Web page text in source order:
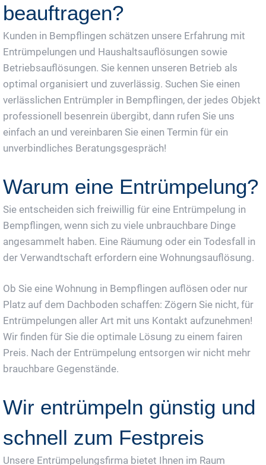
beauftragen?
Kunden in Bempflingen schätzen unsere Erfahrung mit
Entrümpelungen und Haushaltsauflösungen sowie
Betriebsauflösungen. Sie kennen unseren Betrieb als
optimal organisiert und zuverlässig. Suchen Sie einen
verlässlichen Entrümpler in Bempflingen, der jedes Objekt
professionell besenrein übergibt, dann rufen Sie uns
einfach an und vereinbaren Sie einen Termin für ein
unverbindliches Beratungsgespräch!
Warum eine Entrümpelung?
Sie entscheiden sich freiwillig für eine Entrümpelung in
Bempflingen, wenn sich zu viele unbrauchbare Dinge
angesammelt haben. Eine Räumung oder ein Todesfall in
der Verwandtschaft erfordern eine Wohnungsauflösung.
Ob Sie eine Wohnung in Bempflingen auflösen oder nur
Platz auf dem Dachboden schaffen: Zögern Sie nicht, für
Entrümpelungen aller Art mit uns Kontakt aufzunehmen!
Wir finden für Sie die optimale Lösung zu einem fairen
Preis. Nach der Entrümpelung entsorgen wir nicht mehr
brauchbare Gegenstände.
Wir entrümpeln günstig und
schnell zum Festpreis
Unsere Entrümpelungsfirma bietet Ihnen im Raum